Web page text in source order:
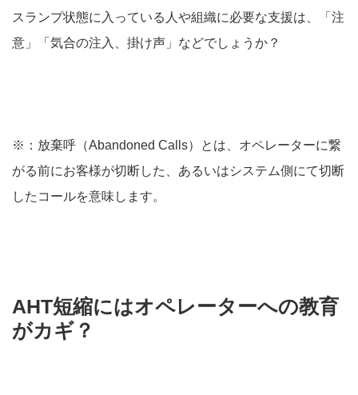
スランプ状態に入っている人や組織に必要な支援は、「注
意」「気合の注入、掛け声」などでしょうか？
※：放棄呼（Abandoned Calls）とは、オペレーターに繋
がる前にお客様が切断した、あるいはシステム側にて切断
したコールを意味します。
AHT短縮にはオペレーターへの教育
がカギ？